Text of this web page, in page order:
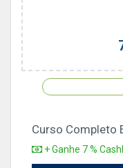
Curso Completo
+ Ganhe 7 %